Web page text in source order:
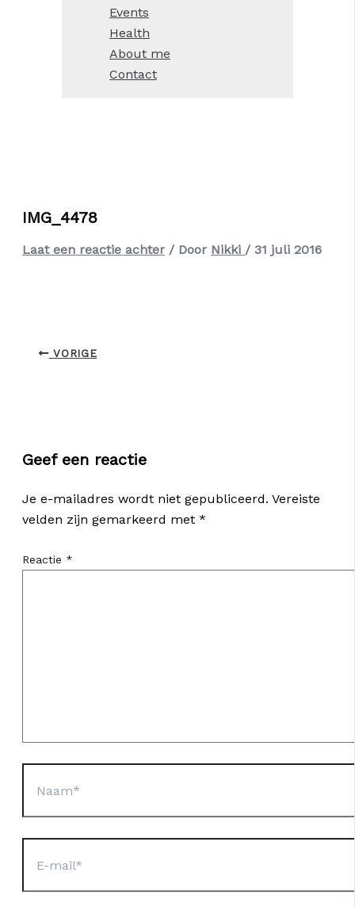
Events
Health
About me
Contact
IMG_4478
Laat een reactie achter / Door Nikki / 31 juli 2016
VORIGE
Geef een reactie
Je e-mailadres wordt niet gepubliceerd. Vereiste
velden zijn gemarkeerd met *
Reactie *
mail*